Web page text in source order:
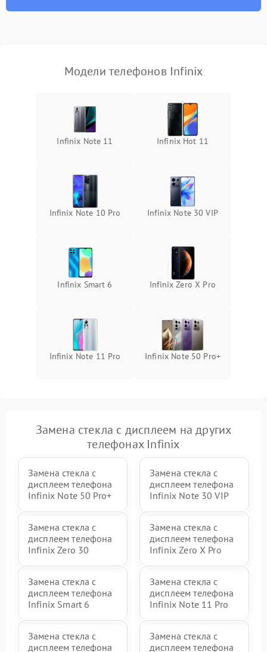
Модели телефонов Infinix
Infinix Note 11 Infinix Hot 11
Infinix Note 10 Pro Infinix Note 30 VIP
Infinix Smart 6 Infinix Zero X Pro
Infinix Note 11 Pro Infinix Note 50 Pro+
Замена стекла с дисплеем на других
телефонах Infinix
Замена стекла с
дисплеем телефона
Infinix Note 50 Pro+
Замена стекла с
дисплеем телефона
Infinix Note 30 VIP
Замена стекла с
дисплеем телефона
Infinix Zero 30
Замена стекла с
дисплеем телефона
Infinix Zero X Pro
Замена стекла с
дисплеем телефона
Infinix Smart 6
Замена стекла с
дисплеем телефона
Infinix Note 11 Pro
Замена стекла с
дисплеем телефона
Замена стекла с
дисплеем телефона